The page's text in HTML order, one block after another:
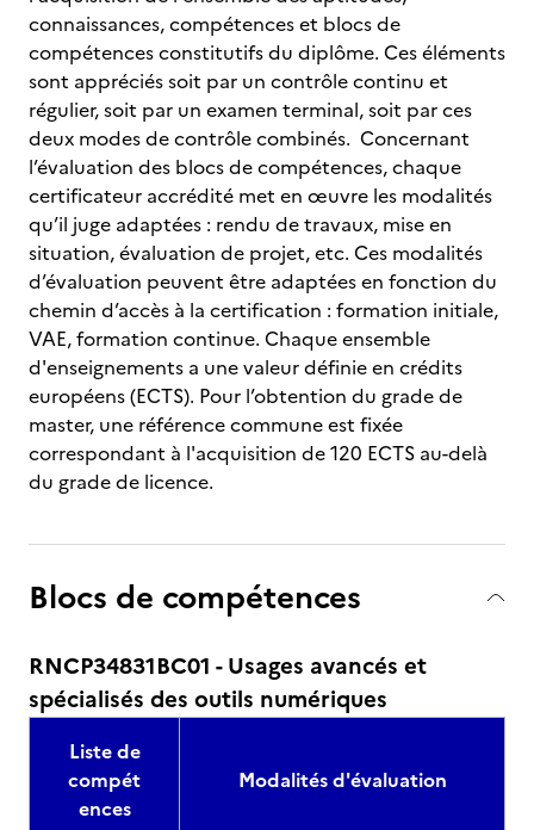
connaissances, compétences et blocs de
compétences constitutifs du diplôme. Ces éléments
sont appréciés soit par un contrôle continu et
régulier, soit par un examen terminal, soit par ces
deux modes de contrôle combinés. Concernant
l’évaluation des blocs de compétences, chaque
certificateur accrédité met en œuvre les modalités
qu’il juge adaptées : rendu de travaux, mise en
situation, évaluation de projet, etc. Ces modalités
d’évaluation peuvent être adaptées en fonction du
chemin d’accès à la certification : formation initiale,
VAE, formation continue. Chaque ensemble
d'enseignements a une valeur définie en crédits
européens (ECTS). Pour l’obtention du grade de
master, une référence commune est fixée
correspondant à l'acquisition de 120 ECTS au-delà
du grade de licence.
Blocs de compétences
RNCP34831BC01 - Usages avancés et
spécialisés des outils numériques
Liste de
compét
ences
Modalités d'évaluation